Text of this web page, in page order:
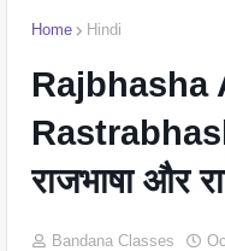
Home Hindi
Rajbhasha
राजभाषा और
Bandana Classes